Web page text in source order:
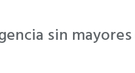
sin